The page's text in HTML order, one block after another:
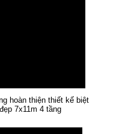
hoàn thiện thiết kế biệt
7x11m 4 tầng